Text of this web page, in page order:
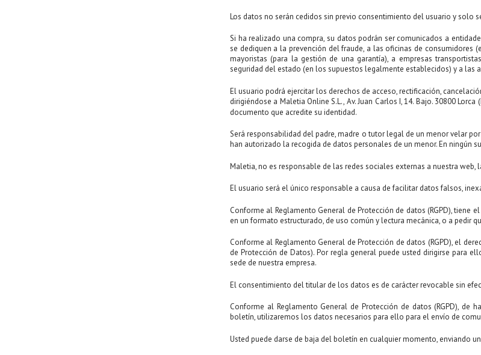
Los datos no serán cedidos sin previo consentimiento del usuario y solo
Si ha realizado una compra, su datos podrán ser comunicados a
se dediquen a la prevención del fraude, a las oficinas de
mayoristas (para la gestión de una garantía), a empresas
seguridad del estado (en los supuestos legalmente establecidos) y a
El usuario podrá ejercitar los derechos de acceso, rectificación,
dirigiéndose a Maletia Online S.L., Av. Juan Carlos I, 14. Bajo. 30800
documento que acredite su identidad.
Será responsabilidad del padre, madre o tutor legal de un menor velar
han autorizado la recogida de datos personales de un menor. En ningún
Maletia, no es responsable de las redes sociales externas a nuestra
El usuario será el único responsable a causa de facilitar datos falsos,
Conforme al Reglamento General de Protección de datos (RGPD),
en un formato estructurado, de uso común y lectura mecánica, o a pedir
Conforme al Reglamento General de Protección de datos (RGPD), el
de Protección de Datos). Por regla general puede usted dirigirse para
sede de nuestra empresa.
El consentimiento del titular de los datos es de carácter revocable sin
Conforme al Reglamento General de Protección de datos (RGPD),
boletín, utilizaremos los datos necesarios para ello para el envío de
Usted puede darse de baja del boletín en cualquier momento, enviando